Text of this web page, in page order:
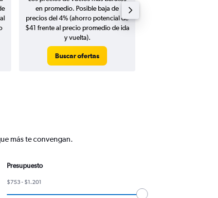
en promedio. Posible baja de
precios del 4% (ahorro potencial de
$41 frente al precio promedio de ida
y vuelta).
Buscar ofertas
más te convengan.
Presupuesto
$753 - $1.201